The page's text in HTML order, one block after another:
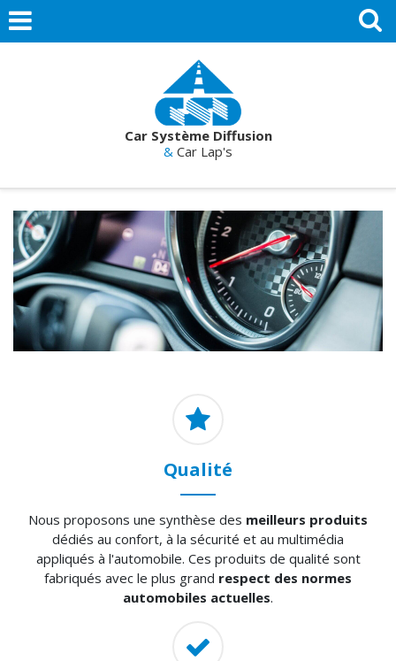
Car Système Diffusion
& Car Lap's
Qualité
Nous proposons une synthèse des meilleurs produits
dédiés au confort, à la sécurité et au multimédia
appliqués à l'automobile. Ces produits de qualité sont
fabriqués avec le plus grand respect des normes
automobiles actuelles.